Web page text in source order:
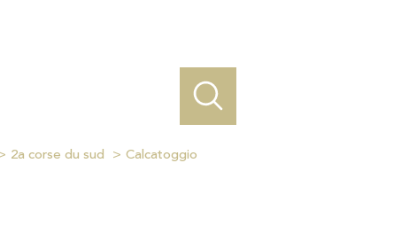
2a corse du sud Calcatoggio